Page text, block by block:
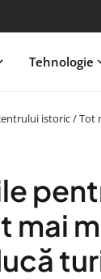
Tehnologie
istoric /
mai